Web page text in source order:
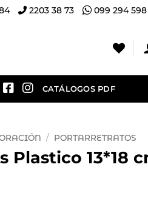
2203 38 73 099 294 598
CATÁLOGOS PDF
/ PORTARRETRATOS
Plastico 13*18